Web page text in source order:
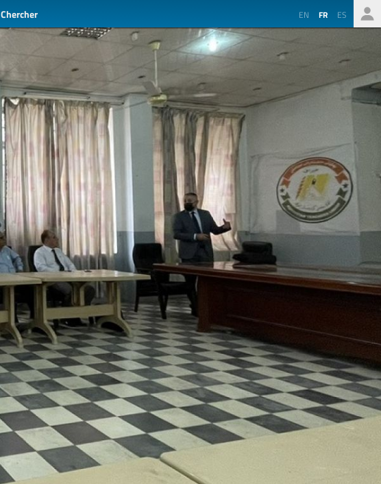
Chercher EN FR ES